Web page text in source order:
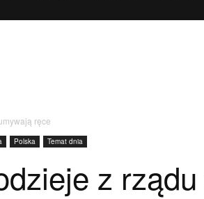
ręce
Polska Temat dnia
z